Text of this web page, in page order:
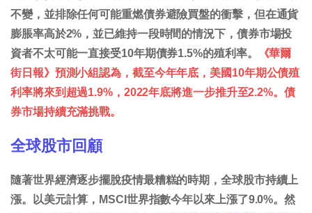
不變，並排除任何可能重燃債券避險買盤的衝擊，但在通貨
膨脹率高於2%，並已維持一段時間的情況下，債券市場投
資者不太可能一直接受10年期債券1.5%的殖利率。
《華爾
街日報》預測小組認為，截至今年年底，美國10年期公債殖
利率將來到超過1.9%，2022年底將進一步推升至2.2%。債
券市場持續充滿挑戰。
全球股市回顧
隨著世界經濟逐步擺脫疫情最糟糕的時期，全球股市持續上
漲。以美元計算，MSCI世界指數今年以來上漲了9.0%。然